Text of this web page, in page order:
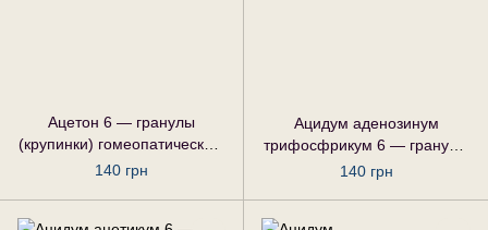
Ацетон 6 — гранулы
(крупинки) гомеопатические,
20 г
140 грн
Ацидум аденозинум
трифосфрикум 6 — гранулы
(крупинки) гомеопатические,
140 грн